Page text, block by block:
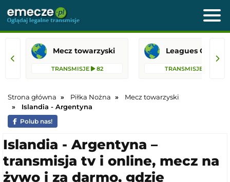
Mecz towarzyski
TRANSMISJE 82 TRANSMISJE
Strona główna Piłka Nożna
Mecz towarzyski
Islandia - Argentyna
Polub nas!
Islandia - Argentyna –
transmisja tv i online, mecz na
żywo i za darmo, gdzie